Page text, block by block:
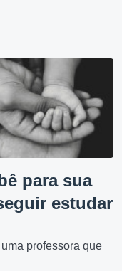
para sua
estudar
professora que